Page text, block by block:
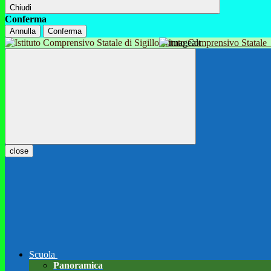
Chiudi
Conferma
Annulla Conferma
Istituto Comprensivo Statale
close
Scuola
Panoramica